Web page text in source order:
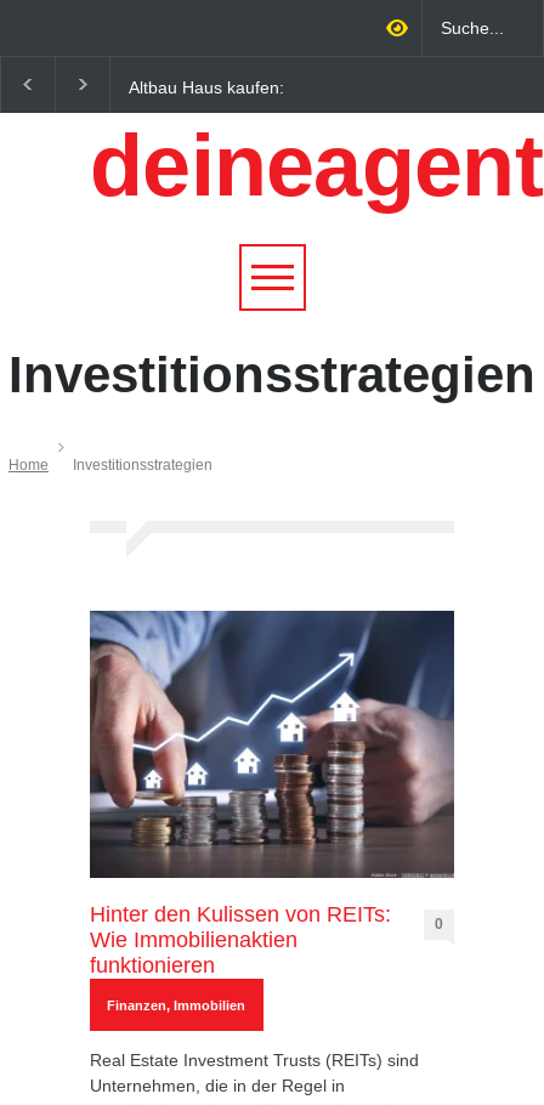
Altbau Haus kaufen:
Unterschiede zwischen
Süddeutschland und
Österreich einfach erklärt
Wirtschaftsfaktor: Wie
Qualitätstourismus
profitieren
Investitionsstrategien
Home Investitionsstrategien
Hinter den Kulissen von REITs:
Wie Immobilienaktien
funktionieren
0
Finanzen, Immobilien
Real Estate Investment Trusts (REITs) sind
Unternehmen, die in der Regel in